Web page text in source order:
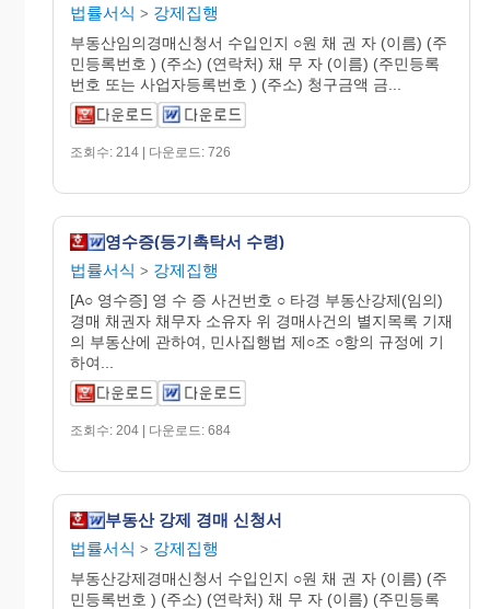
법률서식 > 강제집행
부동산임의경매신청서 수입인지 ○원 채 권 자 (이름) (주
민등록번호 ) (주소) (연락처) 채 무 자 (이름) (주민등록
번호 또는 사업자등록번호 ) (주소) 청구금액 금...
조회수: 214 | 다운로드: 726
영수증(등기촉탁서 수령)
법률서식 > 강제집행
[A○ 영수증] 영 수 증 사건번호 ○ 타경 부동산강제(임의)
경매 채권자 채무자 소유자 위 경매사건의 별지목록 기재
의 부동산에 관하여, 민사집행법 제○조 ○항의 규정에 기
하여...
조회수: 204 | 다운로드: 684
부동산 강제 경매 신청서
법률서식 > 강제집행
부동산강제경매신청서 수입인지 ○원 채 권 자 (이름) (주
민등록번호 ) (주소) (연락처) 채 무 자 (이름) (주민등록